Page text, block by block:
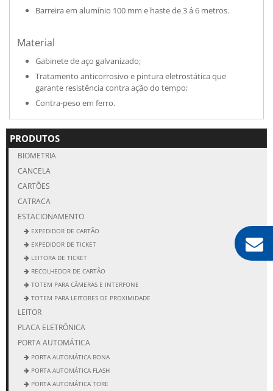
Barreira em alumínio 100 mm e haste de 3 á 6 metros.
Material
Gabinete de aço galvanizado;
Tratamento anticorrosivo e pintura eletrostática que
garante resistência contra ação do tempo;
Contra-peso em ferro.
PRODUTOS
BIOMETRIA
CANCELA
CARTÕES
CATRACA
ESTACIONAMENTO
EXPEDIDOR DE CARTÃO
EXPEDIDOR DE TICKET
LEITORA DE TICKET
RECOLHEDOR DE CARTÃO
TOTEM PARA CÂMERAS E INTERFONE
TOTEM PARA LEITORES DE PROXIMIDADE
LEITOR
PLACA ELETRÔNICA
PORTA AUTOMÁTICA
PORTA AUTOMÁTICA BONA
PORTA AUTOMÁTICA FLASH
PORTA AUTOMÁTICA TORE